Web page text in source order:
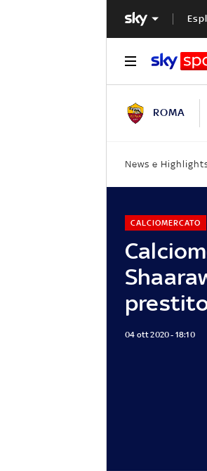
ROMA
News e
CALCIOMERCATO
04 ott 2020 - 18:10